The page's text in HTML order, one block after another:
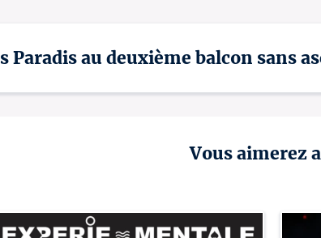
au deuxième balcon sans
Vous aimerez